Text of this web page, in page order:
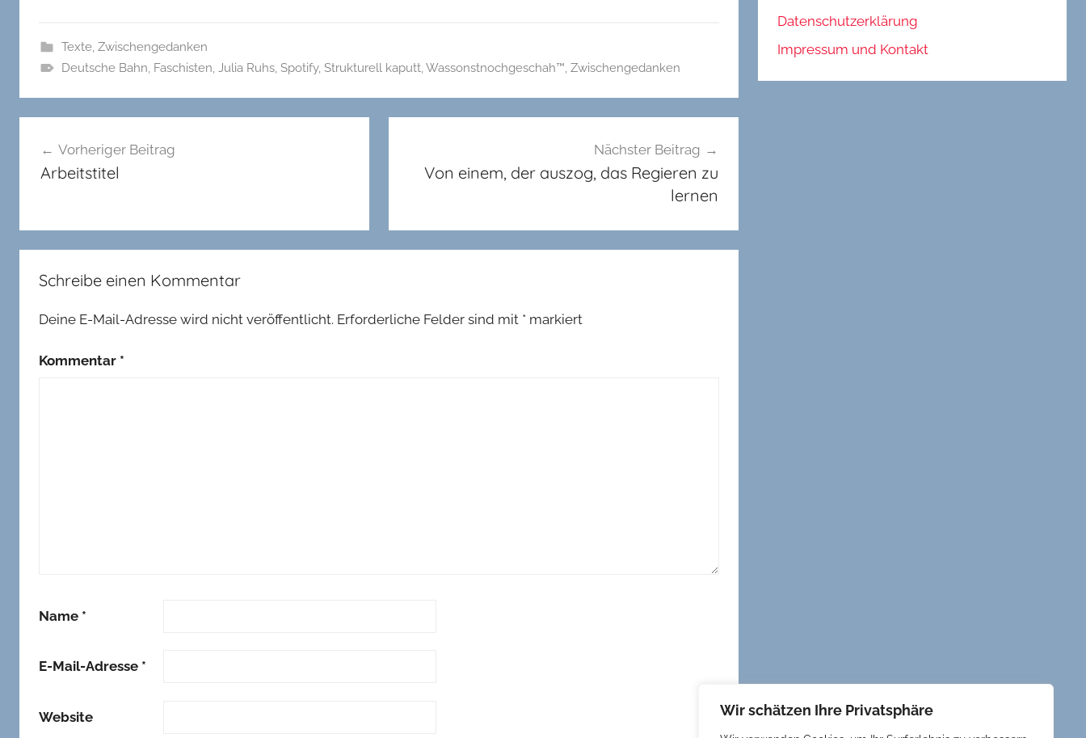
Wir schätzen Ihre Privatsphäre
Texte, Zwischengedanken
Deutsche Bahn, Faschisten, Julia Ruhs, Spotify, Strukturell kaputt,Wassonstnochgeschah™, Zwischengedanken
Vorheriger Beitrag
Arbeitstitel
Nächster Beitrag
Von einem, der auszog, das Regieren zu
lernen
Schreibe einen Kommentar
Deine E-Mail-Adresse wird nicht veröffentlicht. Erforderliche Felder sind mit * markiert
Kommentar *
Name *
E-Mail-Adresse *
Website
Datenschutzerklärung
Impressum und Kontakt